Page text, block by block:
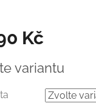
Kč
variantu